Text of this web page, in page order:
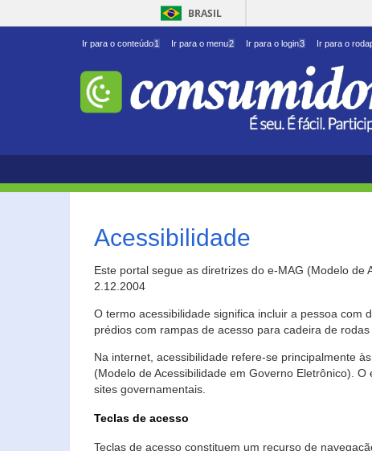
BRASIL
Ir para o conteúdo1 Ir para o menu2 Ir para o login3 Ir para o
Acessibilidade
Este portal segue as diretrizes do e-MAG (Modelo
2.12.2004
O termo acessibilidade significa incluir a pessoa com
prédios com rampas de acesso para cadeira de
Na internet, acessibilidade refere-se principalmente
(Modelo de Acessibilidade em Governo Eletrônico).
sites governamentais.
Teclas de acesso
Teclas de acesso constituem um recurso de